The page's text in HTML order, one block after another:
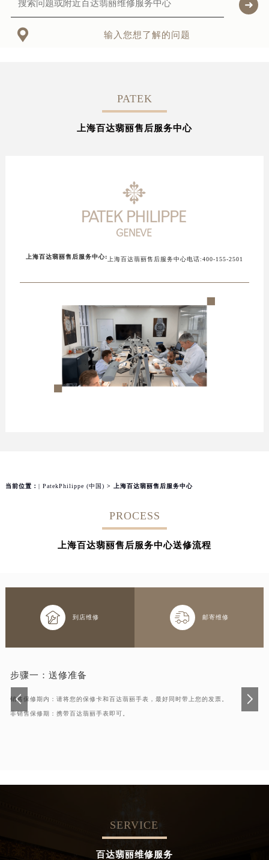
 输入您想了解的问题
PATEK
上海百达翡丽售后服务中心
上海百达翡丽售后服务中心: 上海百达翡丽售后服务中心电话:400-155-2501
当前位置： | PatekPhilippe (中国) > 上海百达翡丽售后服务中心
PROCESS
上海百达翡丽售后服务中心送修流程
 到店维修  邮寄维修
步骤一： 送修准备
销售保修期内：请将您的保修卡和百达翡丽手表，最好同时带上您的发票。
非销售保修期：携带百达翡丽手表即可。
SERVICE
百达翡丽维修服务